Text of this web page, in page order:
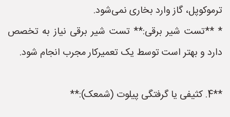
ترموکوپل، گاز وارد بخاری نمی‌شود.
* **تست شیر برقی:** تست شیر برقی نیاز به تخصص
دارد و بهتر است توسط یک تعمیرکار مجرب انجام شود.
**4. کثیفی یا گرفتگی پیلوت (شمعک):**